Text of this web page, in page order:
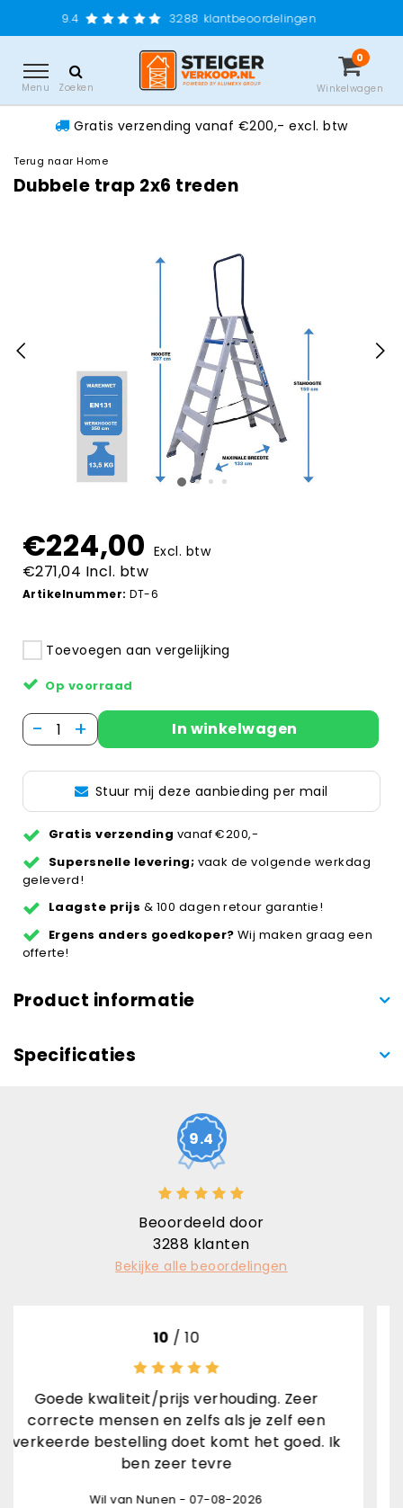
3288 klantbeoordelingen
Menu Zoeken
0
Winkelwagen
Gratis verzending vanaf €200,- excl. btw
Terug naar Home
Dubbele trap 2x6 treden
€224,00 Excl. btw
€271,04 Incl. btw
Artikelnummer: DT-6
Toevoegen aan vergelijking
Op voorraad
- + In winkelwagen
Stuur mij deze aanbieding per mail
Gratis verzending vanaf €200,-
Supersnelle levering; vaak de volgende werkdag
geleverd!
Laagste prijs & 100 dagen retour garantie!
Ergens anders goedkoper? Wij maken graag een
offerte!
Product informatie
Specificaties
9.4
Beoordeeld door
3288 klanten
Bekijke alle beoordelingen
prijs verhouding. Zeer
en zelfs als je zelf een
doet komt het goed. Ik
ben zeer tevre
van Nunen - 07-08-2026
Rene van